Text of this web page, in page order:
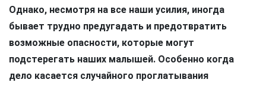
Однако, несмотря на все наши усилия, иногда
бывает трудно предугадать и предотвратить
возможные опасности, которые могут
подстерегать наших малышей. Особенно когда
дело касается случайного проглатывания